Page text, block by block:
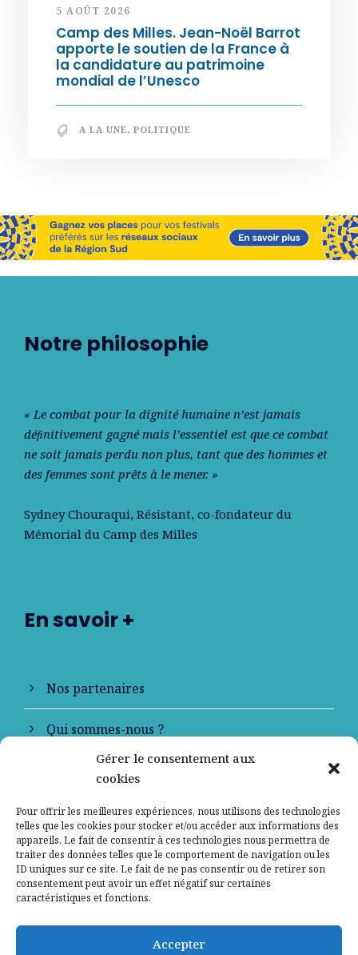
Gérer le consentement aux
cookies
Pour offrir les meilleures expériences, nous utilisons des technologies
telles que les cookies pour stocker et/ou accéder aux informations des
appareils. Le fait de consentir à ces technologies nous permettra de
traiter des données telles que le comportement de navigation ou les
ID uniques sur ce site. Le fait de ne pas consentir ou de retirer son
consentement peut avoir un effet négatif sur certaines
caractéristiques et fonctions.
Accepter
5 AOÛT 2026
Camp des Milles. Jean-Noël Barrot
apporte le soutien de la France à
la candidature au patrimoine
mondial de l’Unesco
A LA UNE, POLITIQUE
Notre philosophie
« Le combat pour la dignité humaine n’est jamais
déﬁnitivement gagné mais l’essentiel est que ce combat
ne soit jamais perdu non plus, tant que des hommes et
des femmes sont prêts à le mener. »
Sydney Chouraqui, Résistant, co-fondateur du
Mémorial du Camp des Milles
En savoir +
Nos partenaires
Qui sommes-nous ?
Contactez-nous
Mentions légales
Politique de confidentialité